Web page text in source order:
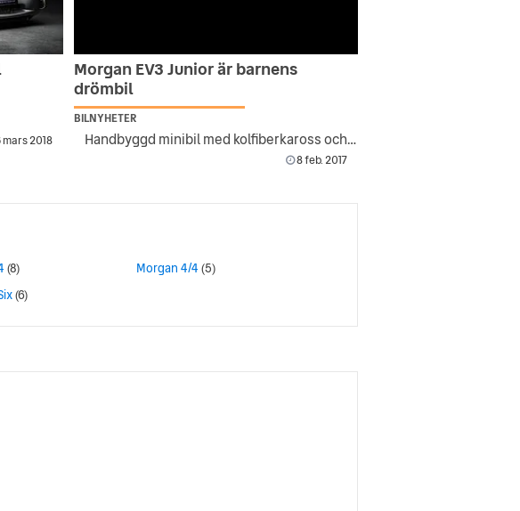
2018
Morgan EV3 Junior är barnens
drömbil
BILNYHETER
Handbyggd minibil med kolfiberkaross och handsydd läderklädsel.
8 feb. 2017
(8)
(6)
Morgan 4/4 (5)